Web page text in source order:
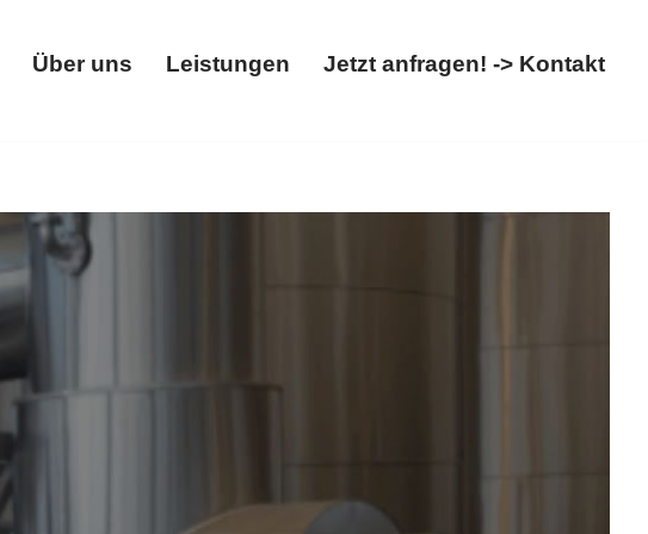
Über uns Leistungen Jetzt anfragen! -> Kontakt